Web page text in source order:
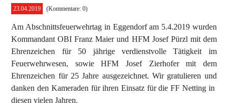
Bekleidung
Kontakt
Aktuelles
Allgemein
Ausbildung
Bewerbe
23.04.2019 (Kommentare: 0)
Am Abschnittsfeuerwehrtag in Eggendorf am 5.4.2019 wurden
Kommandant OBI Franz Maier und HFM Josef Pürzl mit dem
Ehrenzeichen für 50 jährige verdienstvolle Tätigkeit im
Feuerwehrwesen, sowie HFM Josef Zierhofer mit dem
Ehrenzeichen für 25 Jahre ausgezeichnet. Wir gratulieren und
danken den Kameraden für ihren Einsatz für die FF Netting in
diesen vielen Jahren.